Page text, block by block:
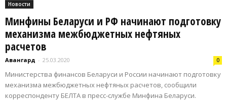
Новости
Минфины Беларуси и РФ начинают подготовку
механизма межбюджетных нефтяных
расчетов
Авангард - 25.03.2020 0
Министерства финансов Беларуси и России начинают подготовку
механизма межбюджетных нефтяных расчетов, сообщили
корреспонденту БЕЛТА в пресс-службе Минфина Беларуси.